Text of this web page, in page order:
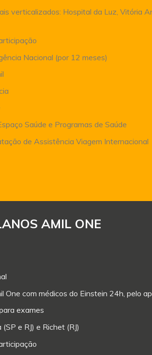
verticalizados: Hospital da Luz, Vitória
Nacional (por 12 meses)
Saúde e Programas de Saúde
de Assistência Viagem Internacional
AMIL ONE
One com médicos do Einstein 24h, pelo
exames
e RJ) e Richet (RJ)